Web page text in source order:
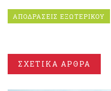
ΑΠΟΔΡΑΣΕΙΣ ΕΞΩΤΕΡΙΚΟΥ
ΣΧΕΤΙΚΑ ΑΡΘΡΑ